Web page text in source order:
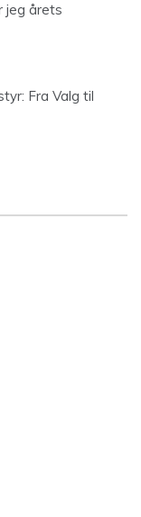
jeg årets
Fra Valg til